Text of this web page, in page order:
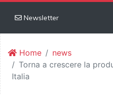
Newsletter
Home
news
Torna a crescere la
Italia